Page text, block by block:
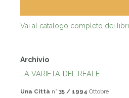
Vai al catalogo completo dei libri
Archivio
LA VARIETA’ DEL REALE
Una Città n° 35 / 1994 Ottobre